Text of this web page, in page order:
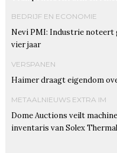
BEDRIJF EN ECONOMIE
Nevi PMI: Industrie
vier jaar
VERSPANEN
Haimer draagt eigendom
METAALNIEUWS EXTRA IM
Dome Auctions veilt
inventaris van Solex